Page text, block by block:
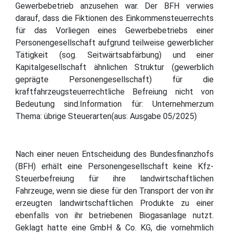
Gewerbebetrieb anzusehen war. Der BFH verwies
darauf, dass die Fiktionen des Einkommensteuerrechts
für das Vorliegen eines Gewerbebetriebs einer
Personengesellschaft aufgrund teilweise gewerblicher
Tätigkeit (sog. Seitwärtsabfärbung) und einer
Kapitalgesellschaft ähnlichen Struktur (gewerblich
geprägte Personengesellschaft) für die
kraftfahrzeugsteuerrechtliche Befreiung nicht von
Bedeutung sind.Information für: Unternehmerzum
Thema: übrige Steuerarten(aus: Ausgabe 05/2025)
Nach einer neuen Entscheidung des Bundesfinanzhofs
(BFH) erhält eine Personengesellschaft keine Kfz-
Steuerbefreiung für ihre landwirtschaftlichen
Fahrzeuge, wenn sie diese für den Transport der von ihr
erzeugten landwirtschaftlichen Produkte zu einer
ebenfalls von ihr betriebenen Biogasanlage nutzt.
Geklagt hatte eine GmbH & Co. KG, die vornehmlich